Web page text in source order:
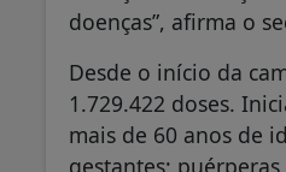
doenças”, afirma o
Desde o início da
1.729.422 doses.
mais de 60 anos de